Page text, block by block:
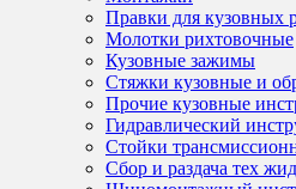
Правки для кузовных
Молотки рихтовочные
Кузовные зажимы
Стяжки кузовные и
Прочие кузовные
Гидравлический
Стойки
Сбор и раздача тех